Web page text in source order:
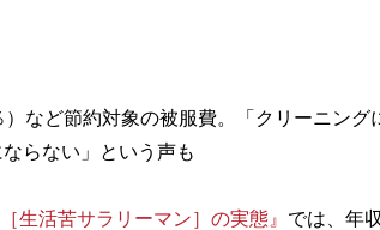
など節約対象の被服費。「クリーニング
らない」という声も
生活苦サラリーマン］の実態』 では、年収